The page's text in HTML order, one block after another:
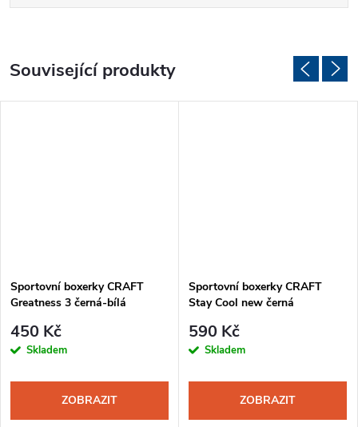
Související produkty
Sportovní boxerky CRAFT
Greatness 3 černá-bílá
450 Kč
Skladem
ZOBRAZIT
Sportovní boxerky CRAFT
Stay Cool new černá
590 Kč
Skladem
ZOBRAZIT